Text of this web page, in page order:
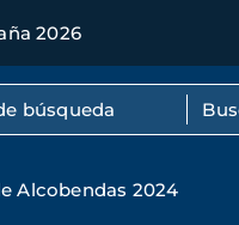
2026
completo
Alcobendas 2024